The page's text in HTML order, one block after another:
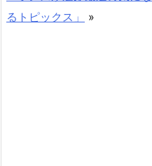
るトピックス」
»